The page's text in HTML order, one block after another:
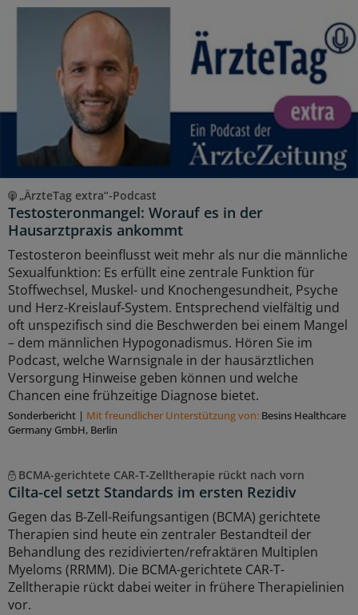
„ÄrzteTag extra“-Podcast
Testosteronmangel: Worauf es in der
Hausarztpraxis ankommt
Testosteron beeinflusst weit mehr als nur die männliche
Sexualfunktion: Es erfüllt eine zentrale Funktion für
Stoffwechsel, Muskel- und Knochengesundheit, Psyche
und Herz-Kreislauf-System. Entsprechend vielfältig und
oft unspezifisch sind die Beschwerden bei einem Mangel
– dem männlichen Hypogonadismus. Hören Sie im
Podcast, welche Warnsignale in der hausärztlichen
Versorgung Hinweise geben können und welche
Chancen eine frühzeitige Diagnose bietet.
Sonderbericht | Mit freundlicher Unterstützung von: Besins Healthcare
Germany GmbH, Berlin
BCMA-gerichtete CAR-T-Zelltherapie rückt nach vorn
Cilta-cel setzt Standards im ersten Rezidiv
Gegen das B-Zell-Reifungsantigen (BCMA) gerichtete
Therapien sind heute ein zentraler Bestandteil der
Behandlung des rezidivierten/refraktären Multiplen
Myeloms (RRMM). Die BCMA-gerichtete CAR-T-
Zelltherapie rückt dabei weiter in frühere Therapielinien
vor.